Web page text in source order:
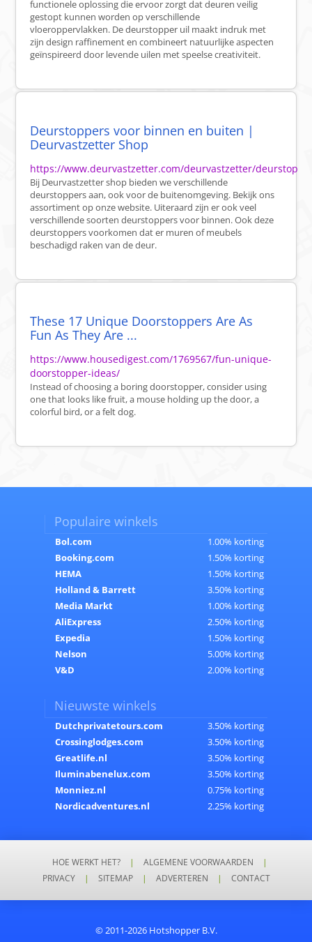
functionele oplossing die ervoor zorgt dat deuren veilig
gestopt kunnen worden op verschillende
vloeroppervlakken. De deurstopper uil maakt indruk met
zijn design raffinement en combineert natuurlijke aspecten
geïnspireerd door levende uilen met speelse creativiteit.
Deurstoppers voor binnen en buiten |
Deurvastzetter Shop
https://www.deurvastzetter.com/deurvastzetter/deurstop
Bij Deurvastzetter shop bieden we verschillende
deurstoppers aan, ook voor de buitenomgeving. Bekijk ons
assortiment op onze website. Uiteraard zijn er ook veel
verschillende soorten deurstoppers voor binnen. Ook deze
deurstoppers voorkomen dat er muren of meubels
beschadigd raken van de deur.
These 17 Unique Doorstoppers Are As
Fun As They Are ...
https://www.housedigest.com/1769567/fun-unique-
doorstopper-ideas/
Instead of choosing a boring doorstopper, consider using
one that looks like fruit, a mouse holding up the door, a
colorful bird, or a felt dog.
Populaire winkels
Bol.com
1.00% korting
Booking.com
1.50% korting
HEMA
1.50% korting
Holland & Barrett
3.50% korting
Media Markt
1.00% korting
AliExpress
2.50% korting
Expedia
1.50% korting
Nelson
5.00% korting
V&D
2.00% korting
Nieuwste winkels
Dutchprivatetours.com
3.50% korting
Crossinglodges.com
3.50% korting
Greatlife.nl
3.50% korting
Iluminabenelux.com
3.50% korting
Monniez.nl
0.75% korting
Nordicadventures.nl
2.25% korting
HOE WERKT HET? | ALGEMENE VOORWAARDEN
|
PRIVACY
| SITEMAP | ADVERTEREN | CONTACT
© 2011-2026 Hotshopper B.V.